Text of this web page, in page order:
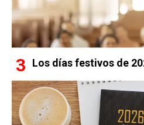
Los días festivos de